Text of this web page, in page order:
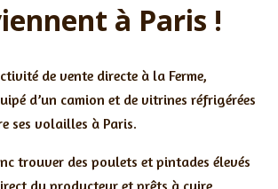
à Paris !
de vente directe à la Ferme,
d’un camion et de vitrines réfrigérées
ses volailles à Paris.
trouver des poulets et pintades élevés
du producteur et prêts à cuire